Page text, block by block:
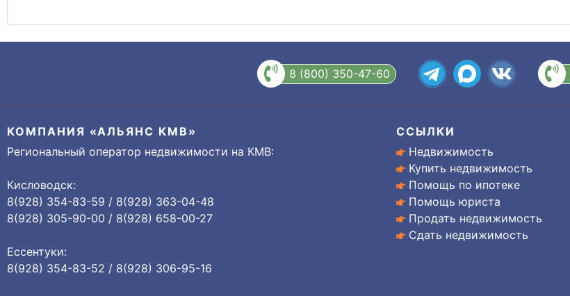
8 (800) 350-47-60
КОМПАНИЯ «АЛЬЯНС КМВ»
Региональный оператор недвижимости на КМВ:
Кисловодск:
8(928) 354-83-59 / 8(928) 363-04-48
8(928) 305-90-00 / 8(928) 658-00-27
Ессентуки:
8(928) 354-83-52 / 8(928) 306-95-16
ССЫЛКИ
Недвижимость
Купить недвижимость
Помощь по ипотеке
Помощь юриста
Продать недвижимость
Сдать недвижимость